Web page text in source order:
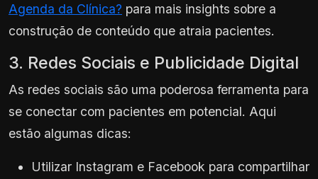
Agenda da Clínica? para mais insights sobre a
construção de conteúdo que atraia pacientes.
3. Redes Sociais e Publicidade Digital
As redes sociais são uma poderosa ferramenta para
se conectar com pacientes em potencial. Aqui
estão algumas dicas:
Utilizar Instagram e Facebook para compartilhar